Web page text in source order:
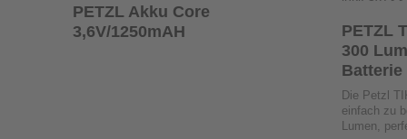
PETZL Akku Core
3,6V/1250mAH
PETZL
300
Batterie
Die Petzl
einfach zu
Lumen,